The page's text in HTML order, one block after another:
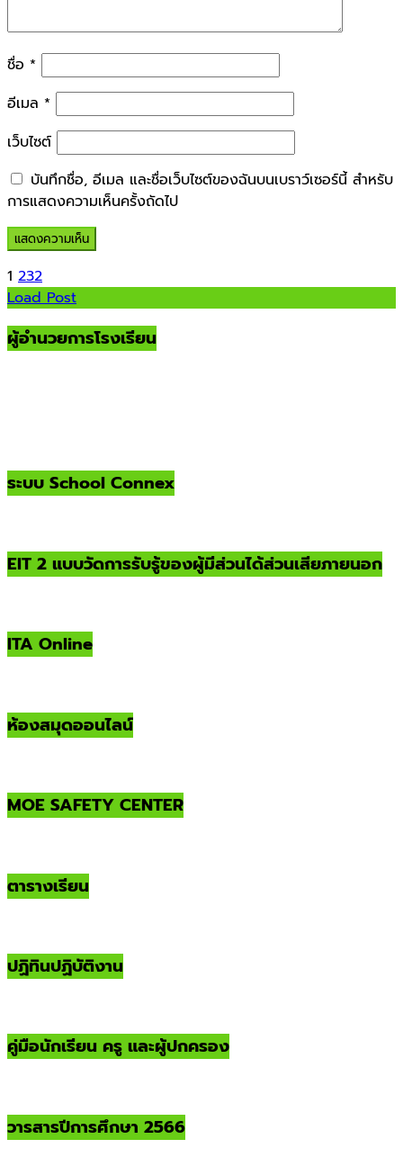
ชื่อ *
อีเมล *
เว็บไซต์
บันทึกชื่อ, อีเมล และชื่อเว็บไซต์ของฉันบนเบราว์เซอร์นี้ สำหรับ
การแสดงความเห็นครั้งถัดไป
1 232
Load Post
ผู้อำนวยการโรงเรียน
ระบบ School Connex
EIT 2 แบบวัดการรับรู้ของผู้มีส่วนได้ส่วนเสียภายนอก
ITA Online
ห้องสมุดออนไลน์
MOE SAFETY CENTER
ตารางเรียน
ปฏิทินปฏิบัติงาน
คู่มือนักเรียน ครู และผู้ปกครอง
วารสารปีการศึกษา 2566